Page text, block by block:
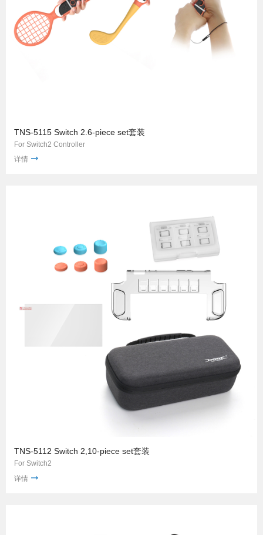
TNS-5115 Switch 2.6-piece set套装
For Switch2 Controller
详情
TNS-5112 Switch 2,10-piece set套装
For Switch2
详情